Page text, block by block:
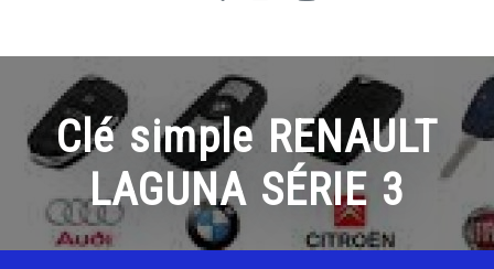
Clé simple RENAULT
LAGUNA SÉRIE 3